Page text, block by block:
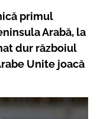
primul
Arabă, la
dur războiul
Unite joacă